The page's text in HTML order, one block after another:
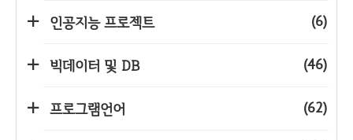
인공지능 프로젝트 (6)
빅데이터 및 DB (46)
프로그램언어 (62)